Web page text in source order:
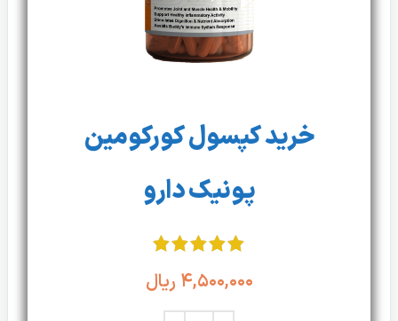
پونیک دارو
افزودن به سبد خرید